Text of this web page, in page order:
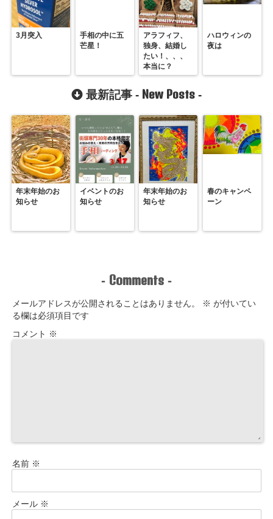
3月突入
手相の中に五
芒星！
アラフィフ、
独身、結婚し
たい！、、、
本当に？
ハロウィンの
夜は
最新記事 - New Posts -
年末年始のお
知らせ
イベントのお
知らせ
年末年始のお
知らせ
春のキャンペ
ーン
- Comments -
メールアドレスが公開されることはありません。 ※ が付いてい
る欄は必須項目です
コメント ※
名前 ※
メール ※